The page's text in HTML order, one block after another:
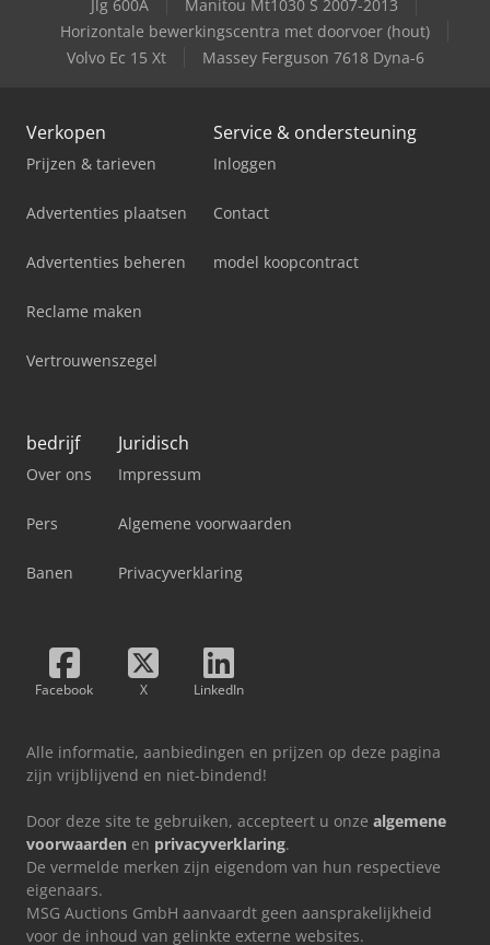
Jlg 600A
Manitou Mt1030 S 2007-2013
Horizontale bewerkingscentra met doorvoer (hout)
Volvo Ec 15 Xt
Massey Ferguson 7618 Dyna-6
Verkopen
Prijzen & tarieven
Advertenties plaatsen
Advertenties beheren
Reclame maken
Vertrouwenszegel
Service & ondersteuning
Inloggen
Contact
model koopcontract
bedrijf
Over ons
Pers
Banen
Juridisch
Impressum
Algemene voorwaarden
Privacyverklaring
Facebook X LinkedIn
Alle informatie, aanbiedingen en prijzen op deze pagina
zijn vrijblijvend en niet-bindend!
Door deze site te gebruiken, accepteert u onze algemene
voorwaarden en privacyverklaring.
De vermelde merken zijn eigendom van hun respectieve
eigenaars.
MSG Auctions GmbH aanvaardt geen aansprakelijkheid
voor de inhoud van gelinkte externe websites.